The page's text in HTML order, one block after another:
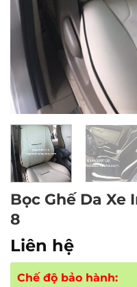
Bọc Ghế Da Xe
8
Liên hệ
Chế độ bảo hành: